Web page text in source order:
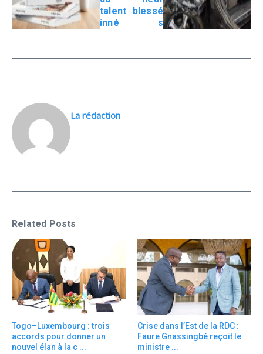
talent
inné
blessé
s
La rédaction
Related Posts
Togo–Luxembourg : trois
accords pour donner un
nouvel élan à la c ...
Crise dans l’Est de la RDC :
Faure Gnassingbé reçoit le
ministre ...